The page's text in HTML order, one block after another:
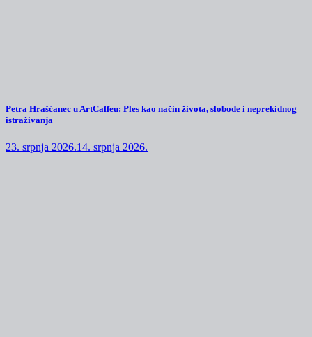
Petra Hrašćanec u ArtCaffeu: Ples kao način života, slobode i neprekidnog
istraživanja
23. srpnja 2026.14. srpnja 2026.